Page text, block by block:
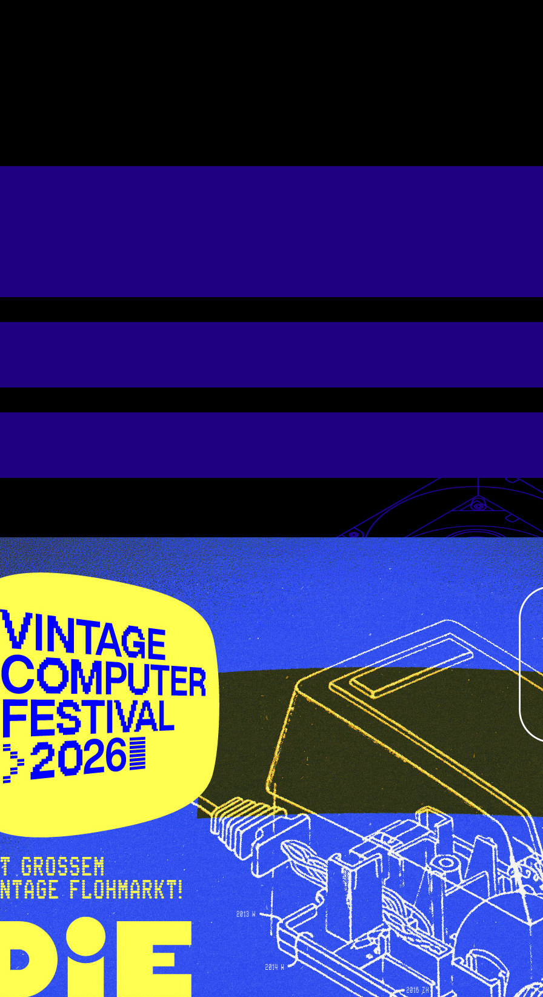
zur
Das Vintage
Computer Festival
Schweiz setzt sich
für den Erhalt und die
Wiederbelebung
historischer
Computer und
Technologien ein und
lässt vergangene
Epochen der
Computertechnologie
lebendig werden.
Besucher*innen
können eine
faszinierende
Zeitreise in die
Anfänge der
Computerwelt
unternehmen und die
Entwicklung dieser
bahnbrechenden
Technik hautnah
erleben.
Das Festival bietet
eine vielseitige
Mischung aus
Ausstellungen,